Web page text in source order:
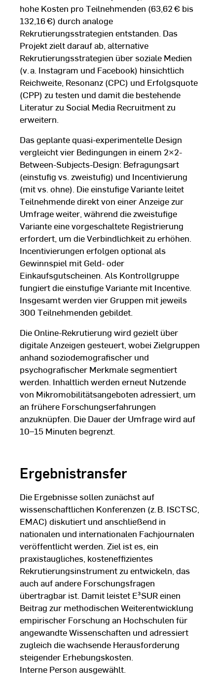
hohe Kosten pro Teilnehmenden (63,62 € bis
132,16 €) durch analoge
Rekrutierungsstrategien entstanden. Das
Projekt zielt darauf ab, alternative
Rekrutierungsstrategien über soziale Medien
(v. a. Instagram und Facebook) hinsichtlich
Reichweite, Resonanz (CPC) und Erfolgsquote
(CPP) zu testen und damit die bestehende
Literatur zu Social Media Recruitment zu
erweitern.
Das geplante quasi-experimentelle Design
vergleicht vier Bedingungen in einem 2×2-
Between-Subjects-Design: Befragungsart
(einstufig vs. zweistufig) und Incentivierung
(mit vs. ohne). Die einstufige Variante leitet
Teilnehmende direkt von einer Anzeige zur
Umfrage weiter, während die zweistufige
Variante eine vorgeschaltete Registrierung
erfordert, um die Verbindlichkeit zu erhöhen.
Incentivierungen erfolgen optional als
Gewinnspiel mit Geld- oder
Einkaufsgutscheinen. Als Kontrollgruppe
fungiert die einstufige Variante mit Incentive.
Insgesamt werden vier Gruppen mit jeweils
300 Teilnehmenden gebildet.
Die Online-Rekrutierung wird gezielt über
digitale Anzeigen gesteuert, wobei Zielgruppen
anhand soziodemografischer und
psychografischer Merkmale segmentiert
werden. Inhaltlich werden erneut Nutzende
von Mikromobilitätsangeboten adressiert, um
an frühere Forschungserfahrungen
anzuknüpfen. Die Dauer der Umfrage wird auf
10–15 Minuten begrenzt.
Ergebnistransfer
Die Ergebnisse sollen zunächst auf
wissenschaftlichen Konferenzen (z. B. ISCTSC,
EMAC) diskutiert und anschließend in
nationalen und internationalen Fachjournalen
veröffentlicht werden. Ziel ist es, ein
praxistaugliches, kosteneffizientes
Rekrutierungsinstrument zu entwickeln, das
auch auf andere Forschungsfragen
übertragbar ist. Damit leistet E³SUR einen
Beitrag zur methodischen Weiterentwicklung
empirischer Forschung an Hochschulen für
angewandte Wissenschaften und adressiert
zugleich die wachsende Herausforderung
steigender Erhebungskosten.
Interne Person ausgewählt.